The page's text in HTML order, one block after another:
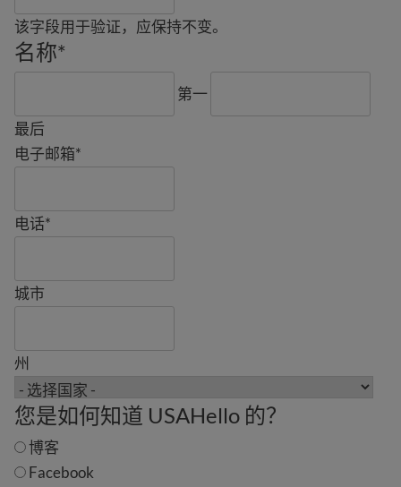
该字段用于验证，应保持不变。
名称*
第一
最后
电子邮箱*
电话*
城市
州
您是如何知道 USAHello 的？
博客
Facebook